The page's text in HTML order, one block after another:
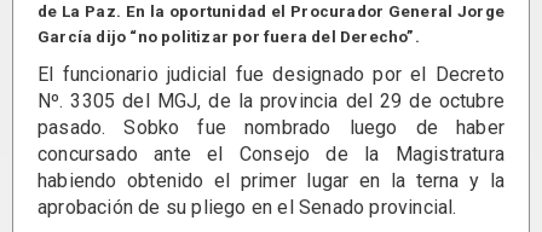
de La Paz. En la oportunidad el Procurador General Jorge
García dijo “no politizar por fuera del Derecho”.
El funcionario judicial fue designado por el Decreto
Nº. 3305 del MGJ, de la provincia del 29 de octubre
pasado. Sobko fue nombrado luego de haber
concursado ante el Consejo de la Magistratura
habiendo obtenido el primer lugar en la terna y la
aprobación de su pliego en el Senado provincial.